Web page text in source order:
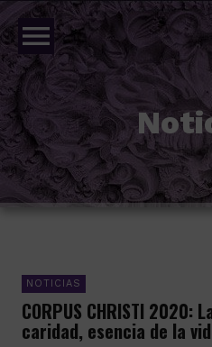
menu
NOTICIAS
CORPUS CHRISTI 2020:
caridad, esencia de la